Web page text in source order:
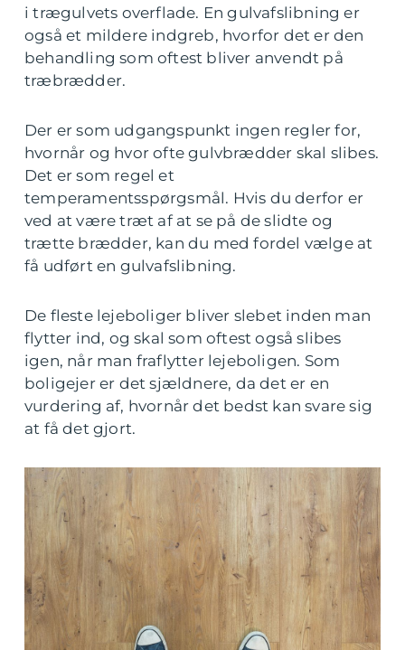
i trægulvets overflade. En gulvafslibning er
også et mildere indgreb, hvorfor det er den
behandling som oftest bliver anvendt på
træbrædder.
Der er som udgangspunkt ingen regler for,
hvornår og hvor ofte gulvbrædder skal slibes.
Det er som regel et
temperamentsspørgsmål. Hvis du derfor er
ved at være træt af at se på de slidte og
trætte brædder, kan du med fordel vælge at
få udført en gulvafslibning.
De fleste lejeboliger bliver slebet inden man
flytter ind, og skal som oftest også slibes
igen, når man fraflytter lejeboligen. Som
boligejer er det sjældnere, da det er en
vurdering af, hvornår det bedst kan svare sig
at få det gjort.